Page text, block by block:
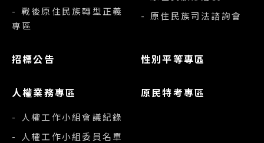
- 戰後原住民族轉型正義
專區
- 原住民族司法諮詢會
招標公告 性別平等專區
人權業務專區
- 人權工作小組會議紀錄
- 人權工作小組委員名單
原民特考專區